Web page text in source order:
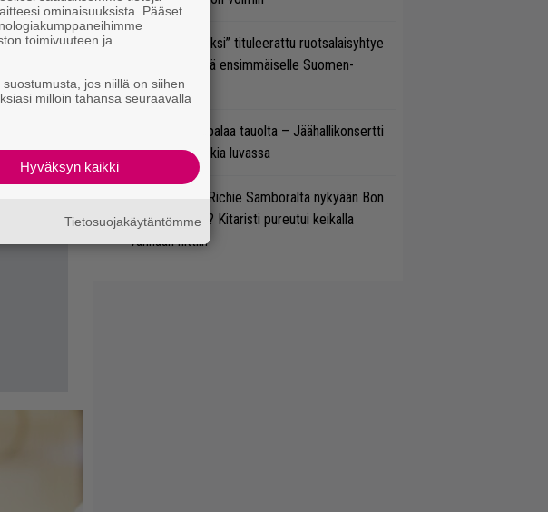
”Uudeksi Kentiksi” tituleerattu ruotsalaisyhtye
saapuu syksyllä ensimmäiselle Suomen-
kiertueelleen
Blind Channel palaa tauolta – Jäähallikonsertti
ja uutta musiikkia luvassa
Miten sujuvat Richie Samboralta nykyään Bon
Jovi -hommat? Kitaristi pureutui keikalla
vanhaan hittiin
ominaisuuksista. Pääset
toimivuuteen ja
jos niillä on siihen
milloin tahansa seuraavalla
Hyväksyn kaikki
Tietosuojakäytäntömme